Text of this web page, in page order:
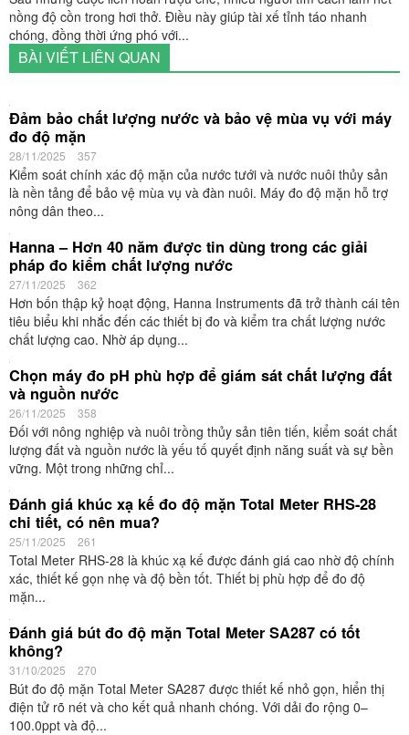
nồng độ cồn trong hơi thở. Điều này giúp tài xế tỉnh táo nhanh
chóng, đồng thời ứng phó với...
BÀI VIẾT LIÊN QUAN
Đảm bảo chất lượng nước và bảo vệ mùa vụ với máy
đo độ mặn
28/11/2025 357
Kiểm soát chính xác độ mặn của nước tưới và nước nuôi thủy sản
là nền tảng để bảo vệ mùa vụ và đàn nuôi. Máy đo độ mặn hỗ trợ
nông dân theo...
Hanna – Hơn 40 năm được tin dùng trong các giải
pháp đo kiểm chất lượng nước
27/11/2025 362
Hơn bốn thập kỷ hoạt động, Hanna Instruments đã trở thành cái tên
tiêu biểu khi nhắc đến các thiết bị đo và kiểm tra chất lượng nước
chất lượng cao. Nhờ áp dụng...
Chọn máy đo pH phù hợp để giám sát chất lượng đất
và nguồn nước
26/11/2025 358
Đối với nông nghiệp và nuôi trồng thủy sản tiên tiến, kiểm soát chất
lượng đất và nguồn nước là yếu tố quyết định năng suất và sự bền
vững. Một trong những chỉ...
Đánh giá khúc xạ kế đo độ mặn Total Meter RHS-28
chi tiết, có nên mua?
25/11/2025 261
Total Meter RHS-28 là khúc xạ kế được đánh giá cao nhờ độ chính
xác, thiết kế gọn nhẹ và độ bền tốt. Thiết bị phù hợp để đo độ
mặn...
Đánh giá bút đo độ mặn Total Meter SA287 có tốt
không?
31/10/2025 270
Bút đo độ mặn Total Meter SA287 được thiết kế nhỏ gọn, hiển thị
điện tử rõ nét và cho kết quả nhanh chóng. Với dải đo rộng 0–
100.0ppt và độ...